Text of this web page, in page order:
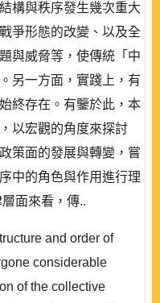
構與秩序發生幾次重大
爭形態的改變、以及全
與威脅等，使傳統「中
另一方面，實踐上，有
終存在。有鑒於此，本
以宏觀的角度來探討
策面的發展與轉變，嘗
中的角色與作用進行理
面來看，傳..
and order of
considerable
of the collective